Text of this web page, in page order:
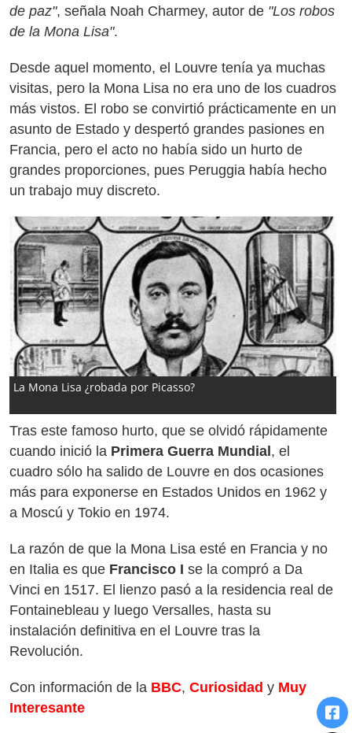
de paz", señala Noah Charmey, autor de "Los robos
de la Mona Lisa".
Desde aquel momento, el Louvre tenía ya muchas
visitas, pero la Mona Lisa no era uno de los cuadros
más vistos. El robo se convirtió prácticamente en un
asunto de Estado y despertó grandes pasiones en
Francia, pero el acto no había sido un hurto de
grandes proporciones, pues Peruggia había hecho
un trabajo muy discreto.
La Mona Lisa ¿robada por Picasso?
Tras este famoso hurto, que se olvidó rápidamente
cuando inició la Primera Guerra Mundial , el
cuadro sólo ha salido de Louvre en dos ocasiones
más para exponerse en Estados Unidos en 1962 y
a Moscú y Tokio en 1974.
La razón de que la Mona Lisa esté en Francia y no
en Italia es que Francisco I se la compró a Da
Vinci en 1517. El lienzo pasó a la residencia real de
Fontainebleau y luego Versalles, hasta su
instalación definitiva en el Louvre tras la
Revolución.
Con información de la BBC, Curiosidad y Muy
Interesante